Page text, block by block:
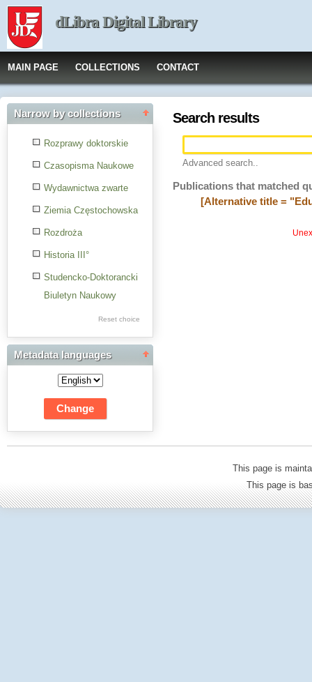
dLibra Digital Library
MAIN PAGE COLLECTIONS CONTACT
Narrow by collections
Rozprawy doktorskie
Czasopisma Naukowe
Wydawnictwa zwarte
Ziemia Częstochowska
Rozdroża
Historia III°
Studencko-Doktorancki
Biuletyn Naukowy
Res Academicae
Science Project Scripts
Biuletyn Informacyjny
WSP w Częstochowie
Reset choice
Metadata languages
Search results
Advanced search..
Publications that matched
[Alternative title =
This page is
This page is